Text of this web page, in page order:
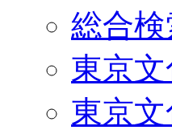
総合検
東京
東京